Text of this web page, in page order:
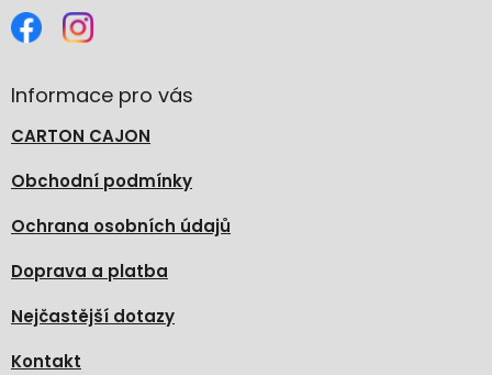
Informace pro vás
CARTON CAJON
Obchodní podmínky
Ochrana osobních údajů
Doprava a platba
Nejčastější dotazy
Kontakt